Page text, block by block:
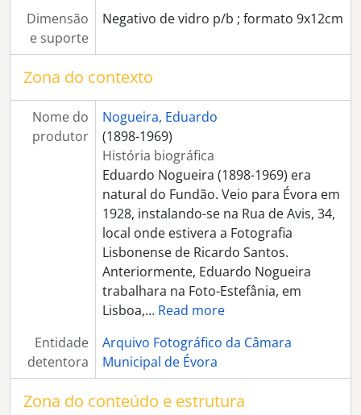
[Documento simples] Senhora fantasiada
[Documento simples] Marinheiro (criança fantasiada)
[Documento simples] Minhota (senhora fantasiada)
[Documento simples] Dama Antiga (criança fantasiada)
[Documento simples] Dama Antiga (criança fantasiada)
[Documento simples] Dama Antiga (criança fantasiada)
[Documento simples] Dama Antiga (criança fantasiada)
[Documento simples] Dama Antiga (criança fantasiada)
[Documento simples] Pierrot (criança fantasiada)
[Documento simples] Minhota (senhora fantasiada)
[Série] Feira de gado junto à Ermida de São Sebastião
[Série] Antigo Palácio da Inquisição - Hotel Alentejano
[Série] Janela da casa de Garcia de Resende
[Série] Vistas gerais de Évora
[Série] Cortejo etnográfico em Évora
[Série] Entrada do Arcebispo Manuel Trindade Salgueiro em Évora
[Série] Homenagem a José Felix de Mira
[Série] Missa campal da Mocidade Portuguesa
[Série] Aspectos da cidade de Évora
Dimensão
e suporte
Negativo de vidro p/b ; formato 9x12cm
Zona do contexto
Nome do
produtor
Nogueira, Eduardo
(1898-1969)
História biográfica
Eduardo Nogueira (1898-1969) era
natural do Fundão. Veio para Évora em
1928, instalando-se na Rua de Avis, 34,
local onde estivera a Fotografia
Lisbonense de Ricardo Santos.
Anteriormente, Eduardo Nogueira
trabalhara na Foto-Estefânia, em
Lisboa,… Read more
Entidade
detentora
Arquivo Fotográfico da Câmara
Municipal de Évora
Zona do conteúdo e estrutura